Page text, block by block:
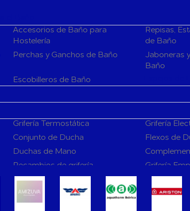
Accesorios de Baño para
Hostelería
Repisas,
de Baño
Perchas y Ganchos de Baño
Jaboneras
Baño
Escobilleros de Baño
Grifería Termostática
Grifería
Conjunto de Ducha
Flexos de
Duchas de Mano
Recambios de grifería
Grifería